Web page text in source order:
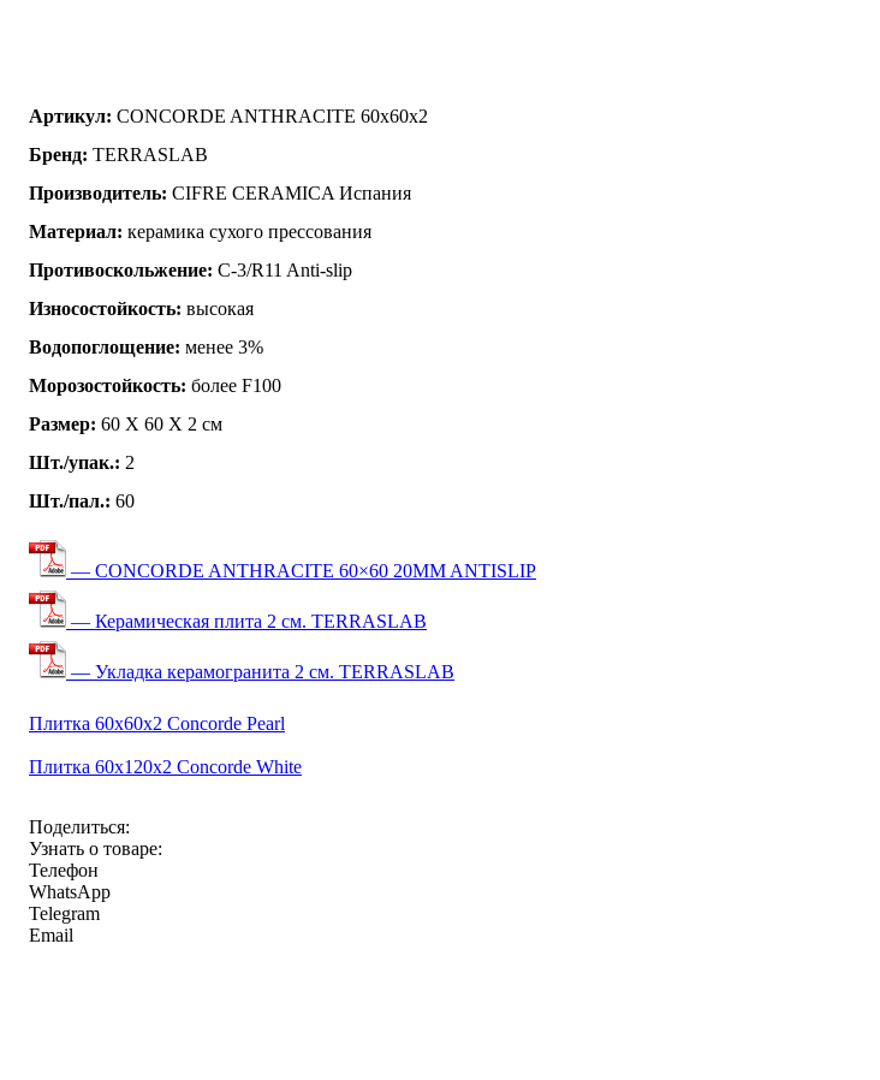
Артикул: CONCORDE ANTHRACITE 60x60x2
Бренд: TERRASLAB
Производитель: CIFRE CERAMICA Испания
Материал: керамика сухого прессования
Противоскольжение: C-3/R11 Anti-slip
Износостойкость: высокая
Водопоглощение: менее 3%
Морозостойкость: более F100
Размер: 60 Х 60 Х 2 см
Шт./упак.: 2
Шт./пал.: 60
— CONCORDE ANTHRACITE 60×60 20MM ANTISLIP
— Керамическая плита 2 см. TERRASLAB
— Укладка керамогранита 2 см. TERRASLAB
Плитка 60x60x2 Concorde Pearl
Плитка 60x120x2 Concorde White
Поделиться:
Узнать о товаре:
Телефон
WhatsApp
Telegram
Email